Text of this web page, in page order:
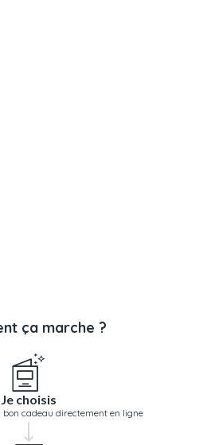
ça marche ?
Je choisis
cadeau directement en ligne